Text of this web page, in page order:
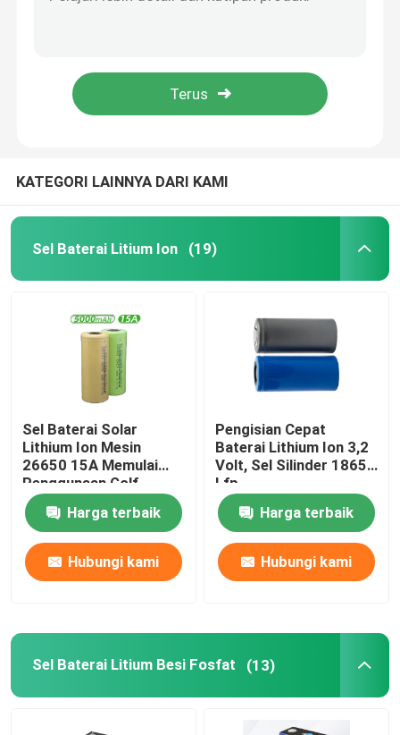
Alat Listrik Baterai Lithium Ion
Pembangkit Listrik Lithium Portabel
Sistem Inverter Surya Rumah
Baterai Lithium Ion Kendaraan Listrik
Baterai Ion Litium RC
Baterai Pemula Litium Ion
Pengisi Daya Baterai Litium
KATEGORI LAINNYA DARI KAMI
Sel Baterai Litium Ion (19)
Sel Baterai Solar
Lithium Ion Mesin
26650 15A Memulai
Penggunaan Golf
Trolley
Harga terbaik
Hubungi kami
Pengisian Cepat
Baterai Lithium Ion 3,2
Volt, Sel Silinder 18650
Lfp
Harga terbaik
Hubungi kami
Sel Baterai Litium Besi Fosfat (13)